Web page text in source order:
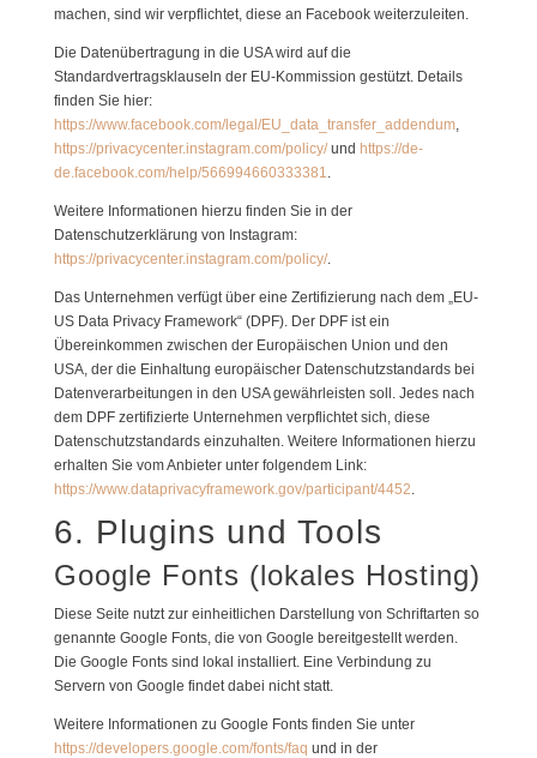
machen, sind wir verpflichtet, diese an Facebook weiterzuleiten.
Die Datenübertragung in die USA wird auf die
Standardvertragsklauseln der EU-Kommission gestützt. Details
finden Sie hier:
https://www.facebook.com/legal/EU_data_transfer_addendum,
https://privacycenter.instagram.com/policy/und https://de-
de.facebook.com/help/566994660333381.
Weitere Informationen hierzu finden Sie in der
Datenschutzerklärung von Instagram:
https://privacycenter.instagram.com/policy/.
Das Unternehmen verfügt über eine Zertifizierung nach dem „EU-
US Data Privacy Framework“ (DPF). Der DPF ist ein
Übereinkommen zwischen der Europäischen Union und den
USA, der die Einhaltung europäischer Datenschutzstandards bei
Datenverarbeitungen in den USA gewährleisten soll. Jedes nach
dem DPF zertifizierte Unternehmen verpflichtet sich, diese
Datenschutzstandards einzuhalten. Weitere Informationen hierzu
erhalten Sie vom Anbieter unter folgendem Link:
https://www.dataprivacyframework.gov/participant/4452.
6. Plugins und Tools
Google Fonts (lokales Hosting)
Diese Seite nutzt zur einheitlichen Darstellung von Schriftarten so
genannte Google Fonts, die von Google bereitgestellt werden.
Die Google Fonts sind lokal installiert. Eine Verbindung zu
Servern von Google findet dabei nicht statt.
Weitere Informationen zu Google Fonts finden Sie unter
https://developers.google.com/fonts/faq und in der